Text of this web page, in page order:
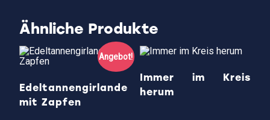
Ähnliche Produkte
Angebot!
Edeltannengirlande
mit Zapfen
Immer im Kreis
herum